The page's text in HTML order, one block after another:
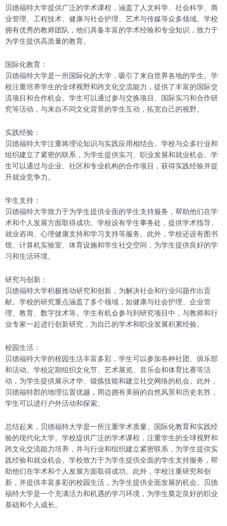
贝德福特大学提供广泛的学术课程，涵盖了人文科学、社会科学、商
业管理、工程技术、健康与社会护理、艺术与传媒等众多领域。学校
拥有优秀的教师团队，他们具备丰富的学术经验和专业知识，致力于
为学生提供高质量的教育。
国际化教育：
贝德福特大学是一所国际化的大学，吸引了来自世界各地的学生。学
校注重培养学生的全球视野和跨文化交流能力，提供了丰富的国际交
流项目和合作机会。学生可以通过参与交换项目、国际实习和合作研
究等活动，与来自不同文化背景的学生互动，拓宽自己的视野。
实践经验：
贝德福特大学注重将理论知识与实践应用相结合。学校与众多行业和
组织建立了紧密的联系，为学生提供实习、职业发展和就业机会。学
生可以通过与企业、社区和专业机构的合作项目，获得实践经验并提
升就业竞争力。
学生支持：
贝德福特大学致力于为学生提供全面的学生支持服务，帮助他们在学
术和个人发展方面取得成功。学校设有学生事务处，提供学术指导、
就业咨询、心理健康支持和学习支持等服务。此外，学校还设有图书
馆、计算机实验室、体育设施和学生社交空间，为学生提供良好的学
习和生活环境。
研究与创新：
贝德福特大学积极推动研究和创新，为解决社会和行业问题作出贡
献。学校的研究重点涵盖了多个领域，如健康与社会护理、企业管
理、教育、数字技术等。学生有机会参与到研究项目中，与教师和行
业专家一起进行创新研究，为自己的学术和职业发展积累经验。
校园生活：
贝德福特大学的校园生活丰富多彩，学生可以参加各种社团、俱乐部
和活动。学校定期组织文化节、艺术展览、音乐会和体育比赛等活
动，为学生提供展示才华、锻炼技能和建立社交网络的机会。此外，
贝德福特郡的地理位置优越，周边拥有美丽的自然风景和历史名胜，
学生可以进行户外活动和探索。
总结起来，贝德福特大学是一所注重学术质量、国际化教育和实践经
验的现代化大学。学校提供广泛的学术课程，注重学生的全球视野和
跨文化交流能力培养，并与行业和组织建立紧密联系，为学生提供实
践经验和就业机会。学校致力于为学生提供全面的学生支持服务，帮
助他们在学术和个人发展方面取得成功。此外，学校注重研究和创
新，并提供丰富多彩的校园生活，为学生提供全面发展的机会。贝德
福特大学是一个充满活力和机遇的学习环境，为学生奠定良好的职业
基础和个人成长。